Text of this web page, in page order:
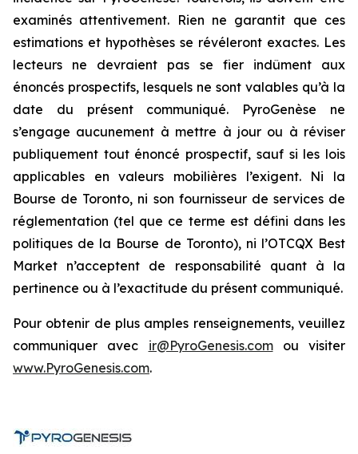
examinés attentivement. Rien ne garantit que ces
estimations et hypothèses se révéleront exactes. Les
lecteurs ne devraient pas se fier indûment aux
énoncés prospectifs, lesquels ne sont valables qu’à la
date du présent communiqué. PyroGenèse ne
s’engage aucunement à mettre à jour ou à réviser
publiquement tout énoncé prospectif, sauf si les lois
applicables en valeurs mobilières l’exigent. Ni la
Bourse de Toronto, ni son fournisseur de services de
réglementation (tel que ce terme est défini dans les
politiques de la Bourse de Toronto), ni l’OTCQX Best
Market n’acceptent de responsabilité quant à la
pertinence ou à l’exactitude du présent communiqué.
Pour obtenir de plus amples renseignements, veuillez
communiquer avec ir@PyroGenesis.comou visiter
www.PyroGenesis.com.